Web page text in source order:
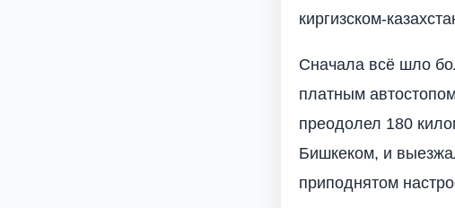
киргизском-
Сначала всё шло
платным
преодолел 180
Бишкеком, и
приподнятом